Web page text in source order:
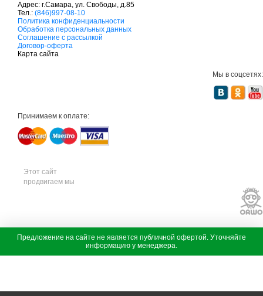
Адрес: г.Самара, ул. Свободы, д.85
Тел.: (846)997-08-10
с
а
д
о
в
и
к
а
м
т
е
х
и
Политика конфиденциальности
Обработка персональных данных
Соглашение с рассылкой
Договор-оферта
Карта сайта
Мы в соцсетях:
Принимаем к оплате:
Этот сайт
продвигаем мы
Предложение на сайте не является публичной офертой. Уточняйте
информацию у менеджера.
д